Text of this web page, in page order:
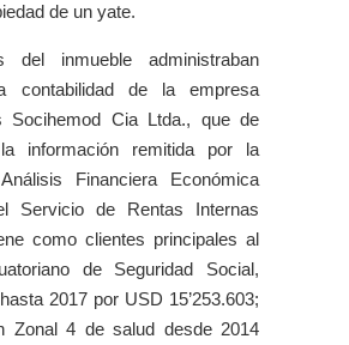
de un yate.
del inmueble administraban
contabilidad de la empresa
Socihemod Cia Ltda., que de
información remitida por la
Financiera Económica
Servicio de Rentas Internas
como clientes principales al
de Seguridad Social,
2017 por USD 15’253.603;
Zonal 4 de salud desde 2014